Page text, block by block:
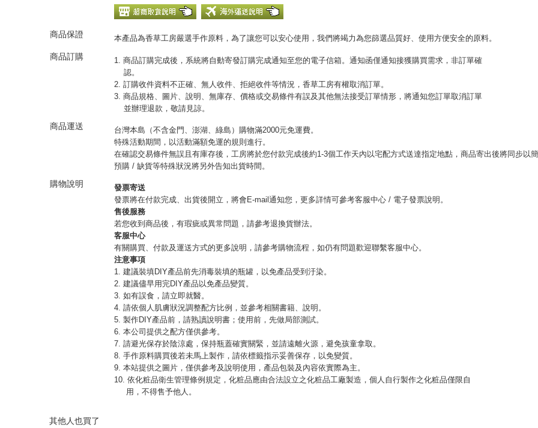
商品保證 本產品為香草工房嚴選手作原料，為了讓您可以安心使用，我們將竭力為您篩選品質好、使用方便安全的原料。
商品訂購
1. 商品訂購完成後，系統將自動寄發訂購完成通知至您的電子信箱。通知函僅通知接獲購買需求，非訂單確
認。
2. 訂購收件資料不正確、無人收件、拒絕收件等情況，香草工房有權取消訂單。
3. 商品規格、圖片、說明、無庫存、價格或交易條件有誤及其他無法接受訂單情形，將通知您訂單取消訂單
並辦理退款，敬請見諒。
商品運送
台灣本島（不含金門、澎湖、綠島）購物滿2000元免運費。
特殊活動期間，以活動滿額免運的規則進行。
在確認交易條件無誤且有庫存後，工房將於您付款完成後約1-3個工作天內以宅配方式送達指定地點，商品寄出後將同步以簡
預購 / 缺貨等特殊狀況將另外告知出貨時間。
購物說明
發票寄送
發票將在付款完成、出貨後開立，將會E-mail通知您，更多詳情可參考客服中心 / 電子發票說明。
售後服務
若您收到商品後，有瑕疵或異常問題，請參考退換貨辦法。
客服中心
有關購買、付款及運送方式的更多說明，請參考購物流程，如仍有問題歡迎聯繫客服中心。
注意事項
1. 建議裝填DIY產品前先消毒裝填的瓶罐，以免產品受到汙染。
2. 建議儘早用完DIY產品以免產品變質。
3. 如有誤食，請立即就醫。
4. 請依個人肌膚狀況調整配方比例，並參考相關書籍、說明。
5. 製作DIY產品前，請熟讀說明書；使用前，先做局部測試。
6. 本公司提供之配方僅供參考。
7. 請避光保存於陰涼處，保持瓶蓋確實關緊，並請遠離火源，避免孩童拿取。
8. 手作原料購買後若未馬上製作，請依標籤指示妥善保存，以免變質。
9. 本站提供之圖片，僅供參考及說明使用，產品包裝及內容依實際為主。
10. 依化粧品衛生管理條例規定，化粧品應由合法設立之化粧品工廠製造，個人自行製作之化粧品僅限自
用，不得售予他人。
其他人也買了